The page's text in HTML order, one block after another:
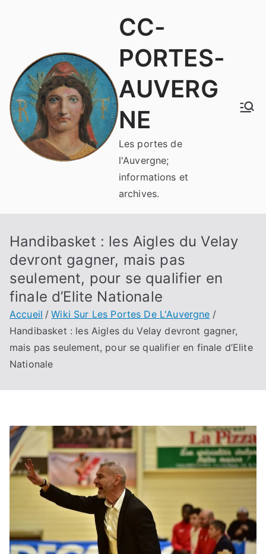
CC-
PORTES-
AUVERG
NE
Les portes de
l'Auvergne;
informations et
archives.
Handibasket : les Aigles du Velay
devront gagner, mais pas
seulement, pour se qualifier en
finale d’Elite Nationale
Accueil
Wiki Sur Les Portes De L'Auvergne
Handibasket : les Aigles du Velay devront gagner,
mais pas seulement, pour se qualifier en finale d’Elite
Nationale